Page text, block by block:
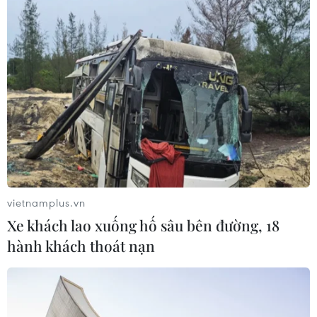
Thái Lan: Xả súng gây thương vong
tại trường học ở Nonthaburi
07/08/2026 05:12
Nghệ nhân Đặng Văn Hậu
thổi sức sống mới cho nghệ thuật tò
Sập công trình tại Cuba khiến 2
người tử vong
07/08/2026 01:48
vietnamplus.vn
Xe khách lao xuống hố sâu bên đường, 18
hành khách thoát nạn